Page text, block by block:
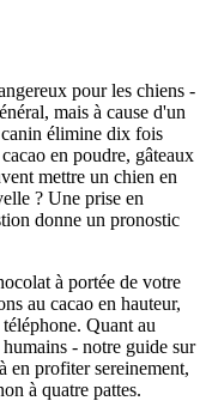
pour les chiens -
mais à cause d'un
élimine dix fois
en poudre, gâteaux
mettre un chien en
? Une prise en
donne un pronostic
à portée de votre
au cacao en hauteur,
Quant au
- notre guide sur
en profiter sereinement,
à quatre pattes.